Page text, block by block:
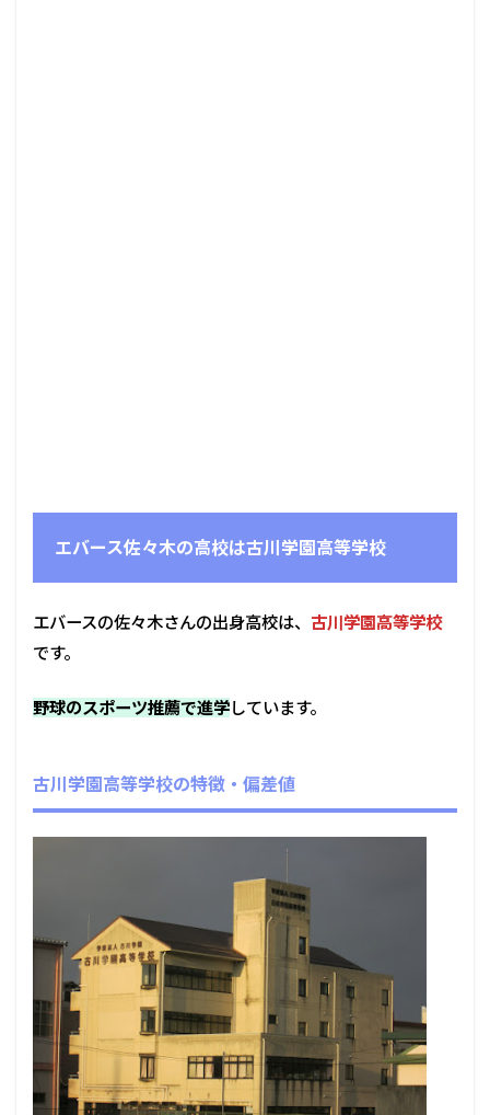
エバース佐々木の高校は古川学園高等学校
エバースの佐々木さんの出身高校は、 古川学園高等学校
です。
野球のスポーツ推薦で進学しています。
古川学園高等学校の特徴・偏差値